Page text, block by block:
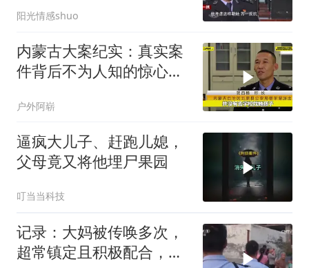
阳光情感shuo
内蒙古大案纪实：真实案
件背后不为人知的惊心真
户外阿崭
逼疯大儿子、赶跑儿媳，
父母竟又将他埋尸果园
叮当当科技
记录：大妈被传唤多次，
超常镇定且积极配合，反